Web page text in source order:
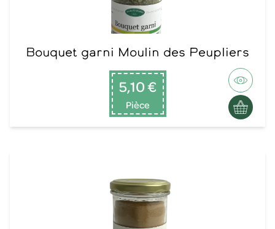
Bouquet garni Moulin des Peupliers
5,10 €
Pièce